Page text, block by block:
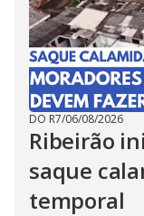
DO R7/06/08/2026
Ribeirão
saque
temporal